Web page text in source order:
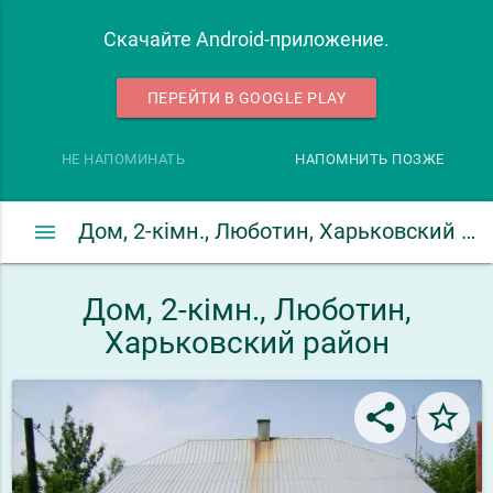
Скачайте Android-приложение.
ПЕРЕЙТИ В GOOGLE PLAY
НЕ НАПОМИНАТЬ НАПОМНИТЬ ПОЗЖЕ
Дом, 2-кімн., Люботин, Харьковский район
menu
Дом, 2-кімн., Люботин,
Харьковский район
share star_border